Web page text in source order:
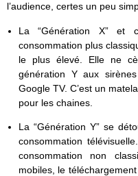
l’audience, certes un peu
La “Génération X” et
consommation plus
le plus élevé. Elle ne
génération Y aux
Google TV. C’est un
pour les chaines.
La “Génération Y” se
consommation
consommation non
mobiles, le